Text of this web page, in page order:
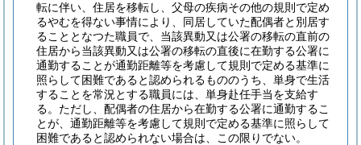
転に伴い、住居を移転し、父母の疾病その他の規則で定め
るやむを得ない事情により、同居していた配偶者と別居す
ることとなつた職員で、当該異動又は公署の移転の直前の
住居から当該異動又は公署の移転の直後に在勤する公署に
通勤することが通勤距離等を考慮して規則で定める基準に
照らして困難であると認められるもののうち、単身で生活
することを常況とする職員には、単身赴任手当を支給す
る。 ただし、配偶者の住居から在勤する公署に通勤するこ
とが、通勤距離等を考慮して規則で定める基準に照らして
困難であると認められない場合は、この限りでない。